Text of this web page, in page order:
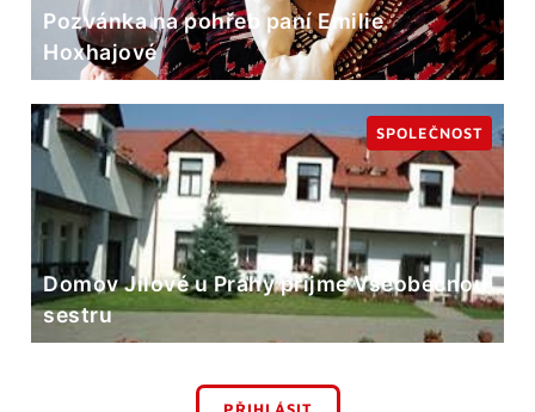
Pozvánka na pohřeb paní Emilie
Hoxhajové
Domov Jílové u Prahy přijme Všeobecnou
sestru
SPOLEČNOST